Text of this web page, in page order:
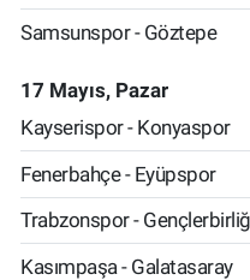
Samsunspor - Göztepe
17 Mayıs, Pazar
Kayserispor - Konyaspor
Fenerbahçe - Eyüpspor
Trabzonspor -
Kasımpaşa - Galatasaray